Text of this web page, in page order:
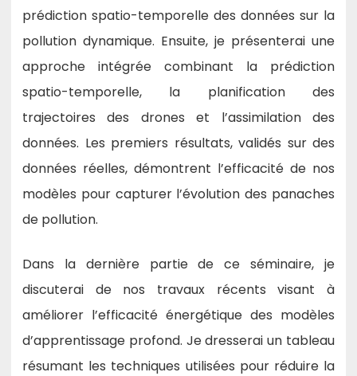
prédiction spatio-temporelle des données sur la
pollution dynamique. Ensuite, je présenterai une
approche intégrée combinant la prédiction
spatio-temporelle, la planification des
trajectoires des drones et l’assimilation des
données. Les premiers résultats, validés sur des
données réelles, démontrent l’efficacité de nos
modèles pour capturer l’évolution des panaches
de pollution.
Dans la dernière partie de ce séminaire, je
discuterai de nos travaux récents visant à
améliorer l’efficacité énergétique des modèles
d’apprentissage profond. Je dresserai un tableau
résumant les techniques utilisées pour réduire la